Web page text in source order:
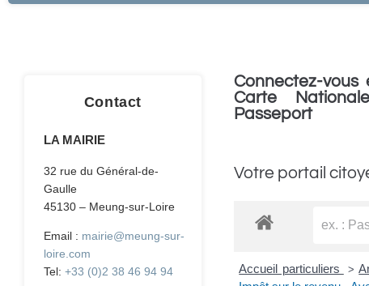
Contact
LA MAIRIE
32 rue du Général-de-
Gaulle
45130 – Meung-sur-Loire
Email : mairie@meung-sur-
loire.com
Tel:+33 (0)2 38 46 94 94
Connectez-
Carte
Passeport
Votre portail
Accueil particuliers >